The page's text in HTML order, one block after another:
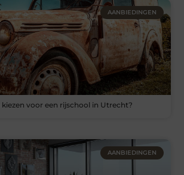
AANBIEDINGEN
voor een rijschool in Utrecht?
AANBIEDINGEN